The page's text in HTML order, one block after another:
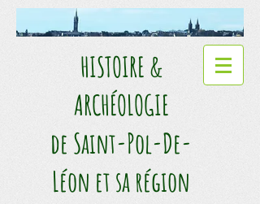
HISTOIRE &
ARCHÉOLOGIE​
de Saint-Pol-De-
Léon et sa région